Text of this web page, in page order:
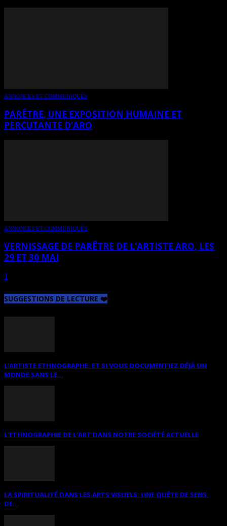
ANNONCES ET COMMUNIQUÉS
PARÊTRE, UNE EXPOSITION HUMAINE ET
PERCUTANTE D’ARO
ANNONCES ET COMMUNIQUÉS
VERNISSAGE DE PARÊTRE DE L’ARTISTE ARO, LES
29 ET 30 MAI
1
SUGGESTIONS DE LECTURE ❤️
L’ARTISTE ETHNOGRAPHE: ET SI VOUS DOCUMENTIEZ DÉJÀ UN
MONDE SANS LE...
L’ETHNOGRAPHIE DE L’ART DANS NOTRE SOCIÉTÉ ACTUELLE
LA SPIRITUALITÉ DANS LES ARTS VISUELS: UNE QUÊTE DE SENS,
DE...